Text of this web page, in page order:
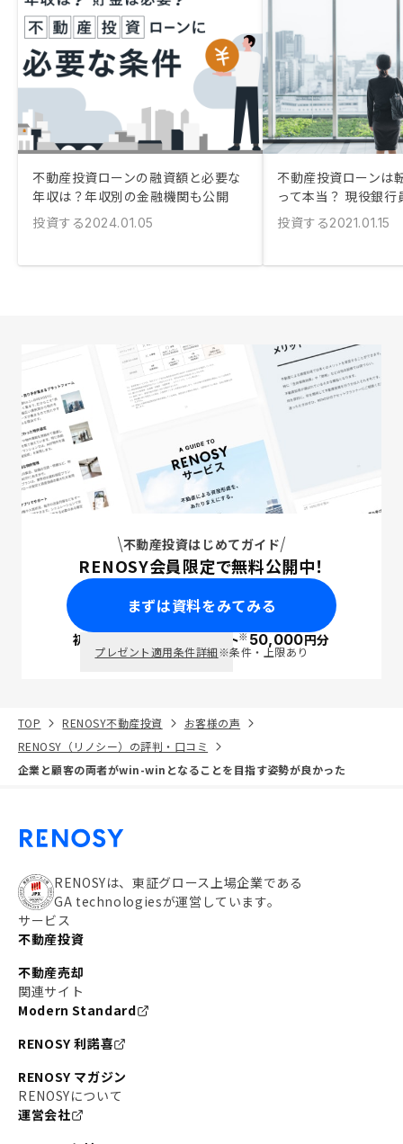
不動産投資ローンの融資額と必要な
年収は？年収別の金融機関も公開
投資する2024.01.05
不動産投資ローンは
って本当？ 現役銀
投資する2021.01.15
不動産投資はじめてガイド
RENOSY会員限定で無料公開中！
まずは資料をみてみる
初回面談で ポイント※50,000円分
プレゼント適用条件詳細※条件・上限あり
TOP RENOSY不動産投資
お客様の声
RENOSY（リノシー）の評判・口コミ
企業と顧客の両者がwin-winとなることを目指す姿勢が良かった
RENOSYは、東証グロース上場企業である
GA technologiesが運営しています。
サービス
不動産投資
不動産売却
関連サイト
Modern Standard
RENOSY 利諾喜
RENOSY マガジン
RENOSYについて
運営会社